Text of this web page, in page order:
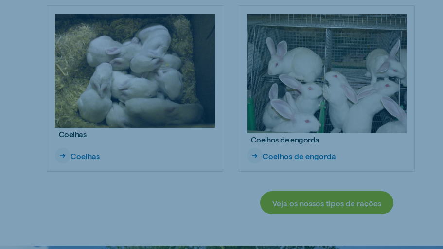
Coelhas
Coelhas
Coelhos de engorda
Coelhos de engorda
Veja os nossos tipos de rações